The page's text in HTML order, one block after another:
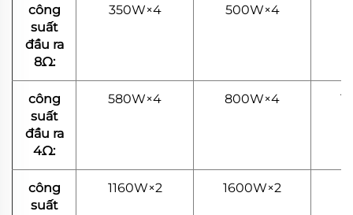
công
suất
đầu ra
8Ω:
350W×4 500W×4
công
suất
đầu ra
4Ω:
580W×4 800W×4
công
suất
1160W×2 1600W×2